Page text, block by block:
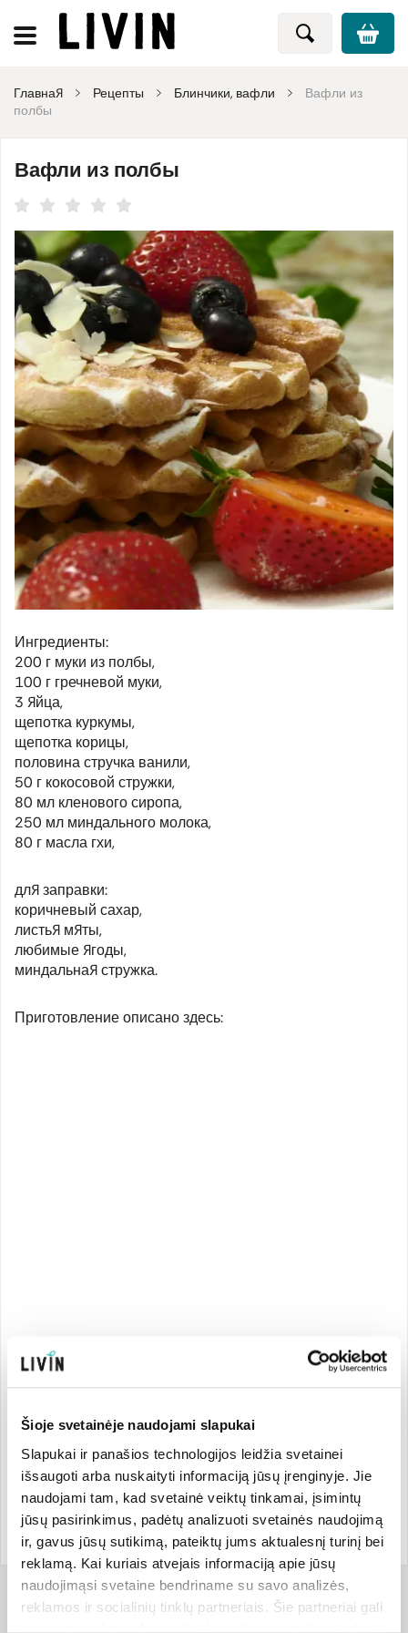
Šioje svetainėje naudojami slapukai
Slapukai ir panašios technologijos leidžia svetainei
išsaugoti arba nuskaityti informaciją jūsų įrenginyje. Jie
naudojami tam, kad svetainė veiktų tinkamai, įsimintų
jūsų pasirinkimus, padėtų analizuoti svetainės naudojimą
ir, gavus jūsų sutikimą, pateiktų jums aktualesnį turinį bei
reklamą. Kai kuriais atvejais informaciją apie jūsų
naudojimąsi svetaine bendriname su savo analizės,
reklamos ir socialinių tinklų partneriais. Šie partneriai gali
Главная Рецепты Блинчики, вафли
Вафли из
полбы
Вафли из полбы
Ингредиенты:
200 г муки из полбы,
100 г гречневой муки,
3 яйца,
щепотка куркумы,
щепотка корицы,
половина стручка ванили,
50 г кокосовой стружки,
80 мл кленового сиропа,
250 мл миндального молока,
80 г масла гхи,
для заправки:
коричневый сахар,
листья мяты,
любимые ягоды,
миндальная стружка.
Приготовление описано здесь:
Для рецепта
понадобится